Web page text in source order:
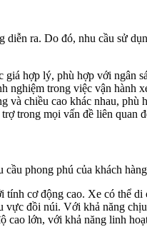
ra. Do đó, nhu cầu sử
giá hợp lý, phù hợp với ngân
trong việc vận hành
chiều cao khác nhau, phù
trong mọi vấn đề liên quan
cầu phong phú của khách
cơ động cao. Xe có thể
đồi núi. Với khả năng
cao lớn, với khả năng linh